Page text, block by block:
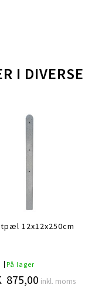
I DIVERSE
12x12x250cm
På lager
875,00 inkl. moms